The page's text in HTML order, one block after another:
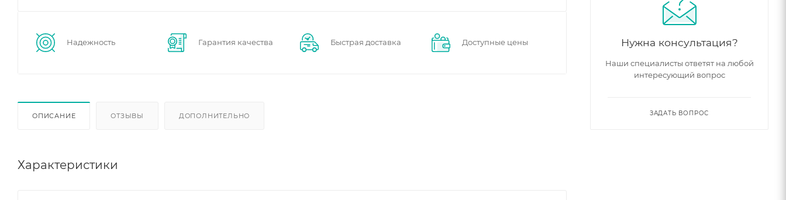
Надежность Гарантия качества Быстрая доставка Доступные цены
ОПИСАНИЕ ОТЗЫВЫ ДОПОЛНИТЕЛЬНО
Характеристики
Нужна консультация?
Наши специалисты ответят на любой
интересующий вопрос
ЗАДАТЬ ВОПРОС